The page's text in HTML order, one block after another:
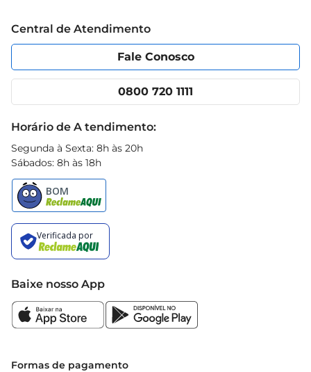
Política de Privacidade
Portal do fornecedor
Cencosud Media
Código de Ética
App Prezunic
Central de Atendimento
Fale Conosco
0800 720 1111
Horário de A tendimento:
Segunda à Sexta: 8h às 20h
Sábados: 8h às 18h
Baixe nosso App
Formas de pagamento